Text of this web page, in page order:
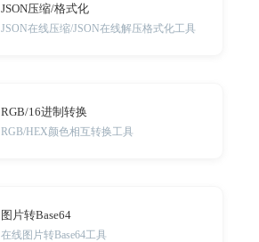
JSON压缩/格式化
JSON在线压缩/JSON在线解压格式化工具
RGB/16进制转换
RGB/HEX颜色相互转换工具
图片转Base64
在线图片转Base64工具